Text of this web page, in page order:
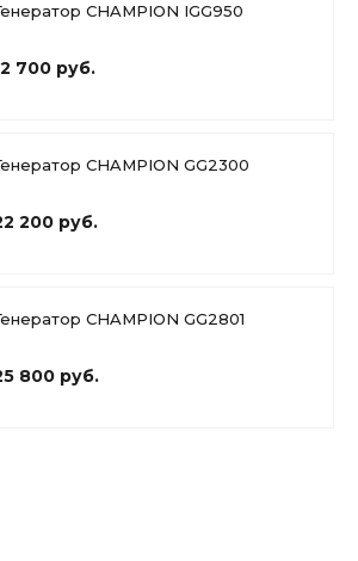
CHAMPION IGG950
700 руб.
Генератор CHAMPION GG2300
200 руб.
Генератор CHAMPION GG2801
800 руб.